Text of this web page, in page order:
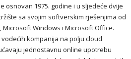
osnovan 1975. godine i u sljedeće dvije
sa svojim softverskim rješenjima od
Microsoft Windows i Microsoft Office.
kompanija na polju cloud
jednostavnu online upotrebu